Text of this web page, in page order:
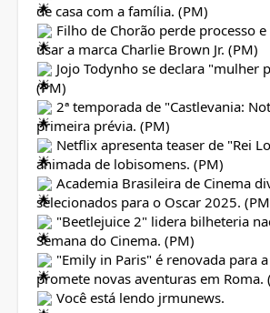
de casa com a família. (PM)
Filho de Chorão perde processo
usar a marca Charlie Brown Jr. (PM)
Jojo Todynho se declara "mulher
(PM)
2ª temporada de "Castlevania:
primeira prévia. (PM)
Netflix apresenta teaser de "Rei
animada de lobisomens. (PM)
Academia Brasileira de Cinema
selecionados para o Oscar 2025.
"Beetlejuice 2" lidera bilheteria
Semana do Cinema. (PM)
"Emily in Paris" é renovada para
promete novas aventuras em Roma.
Você está lendo jrmunews.